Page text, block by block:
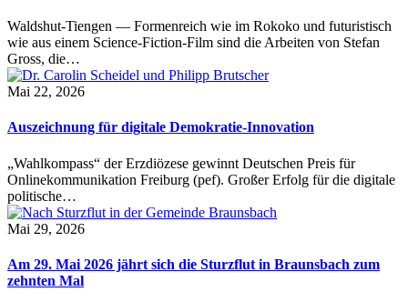
Waldshut-Tiengen — Formenreich wie im Rokoko und futuristisch
wie aus einem Science-Fiction-Film sind die Arbeiten von Stefan
Gross, die…
Mai 22, 2026
Auszeichnung für digitale Demokratie-Innovation
„Wahlkompass“ der Erzdiözese gewinnt Deutschen Preis für
Onlinekommunikation Freiburg (pef). Großer Erfolg für die digitale
politische…
Mai 29, 2026
Am 29. Mai 2026 jährt sich die Sturzflut in Braunsbach zum
zehnten Mal